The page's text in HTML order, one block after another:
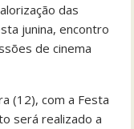
das
junina, encontro
de cinema
(12), com a Festa
será realizado a